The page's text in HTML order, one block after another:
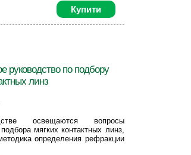
Купити
руководство по подбору
линз
освещаются вопросы
мягких контактных линз,
определения рефракции